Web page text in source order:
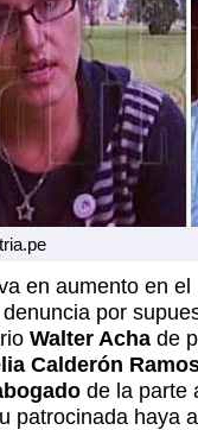
en aumento en
por
Walter Acha de
Calderón
de la parte
patrocinada haya